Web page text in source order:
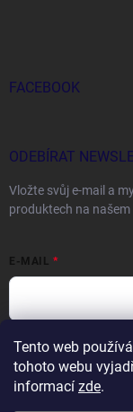
Tento web
tohoto webu
informací zde.
FACEBOOK
ODEBÍRAT
Vložte svůj e-mail a
produktech na našem
E-MAIL
Vložením e-mailu
Přihlásit se